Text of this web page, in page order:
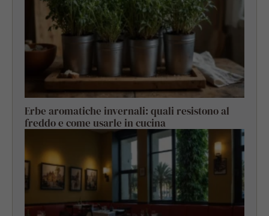
Erbe aromatiche invernali: quali resistono al
freddo e come usarle in cucina